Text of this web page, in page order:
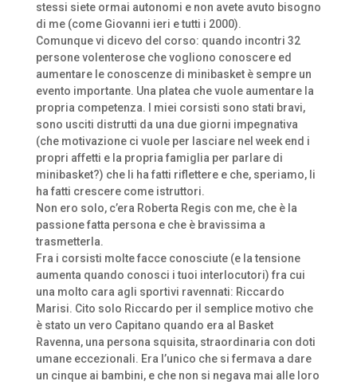
stessi siete ormai autonomi e non avete avuto bisogno
di me (come Giovanni ieri e tutti i 2000).
Comunque vi dicevo del corso: quando incontri 32
persone volenterose che vogliono conoscere ed
aumentare le conoscenze di minibasket è sempre un
evento importante. Una platea che vuole aumentare la
propria competenza. I miei corsisti sono stati bravi,
sono usciti distrutti da una due giorni impegnativa
(che motivazione ci vuole per lasciare nel week end i
propri affetti e la propria famiglia per parlare di
minibasket?) che li ha fatti riflettere e che, speriamo, li
ha fatti crescere come istruttori.
Non ero solo, c’era Roberta Regis con me, che è la
passione fatta persona e che è bravissima a
trasmetterla.
Fra i corsisti molte facce conosciute (e la tensione
aumenta quando conosci i tuoi interlocutori) fra cui
una molto cara agli sportivi ravennati: Riccardo
Marisi. Cito solo Riccardo per il semplice motivo che
è stato un vero Capitano quando era al Basket
Ravenna, una persona squisita, straordinaria con doti
umane eccezionali. Era l’unico che si fermava a dare
un cinque ai bambini, e che non si negava mai alle loro